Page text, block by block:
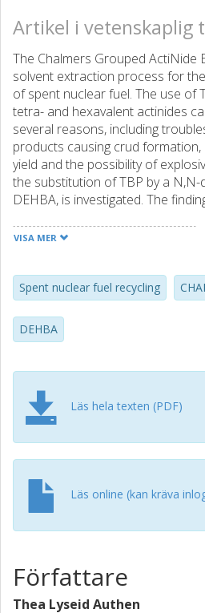
Artikel i vetenskaplig
The Chalmers Grouped ActiNide
solvent extraction process for
of spent nuclear fuel. The use of
tetra- and hexavalent actinides
several reasons, including
products causing crud
yield and the possibility of
the substitution of TBP by a N,N-
DEHBA, is investigated. The
solvent, although identified
VISA MER
Spent nuclear fuel recycling
DEHBA
Läs hela texten (PDF)
Läs online (kan kräva
Författare
Thea Lyseid Authen